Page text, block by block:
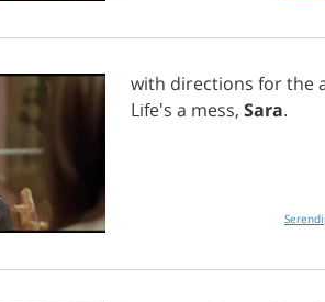
with directions forthe
Life's a mess, Sara.